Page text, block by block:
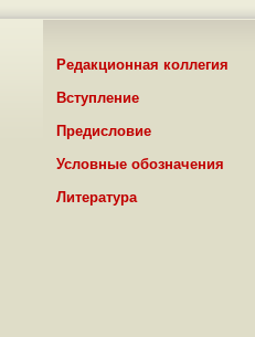
Редакционная коллегия
Вступление
Предисловие
Условные обозначения
Литература